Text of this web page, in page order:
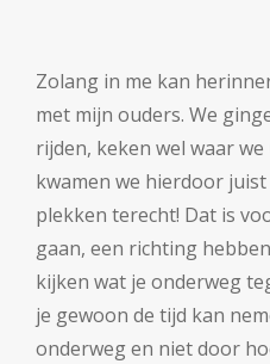
Zolang in me kan
met mijn ouders. We
rijden, keken wel waar
kwamen we hierdoor
plekken terecht! Dat is
gaan, een richting
kijken wat je onderweg
je gewoon de tijd kan
onderweg en niet door